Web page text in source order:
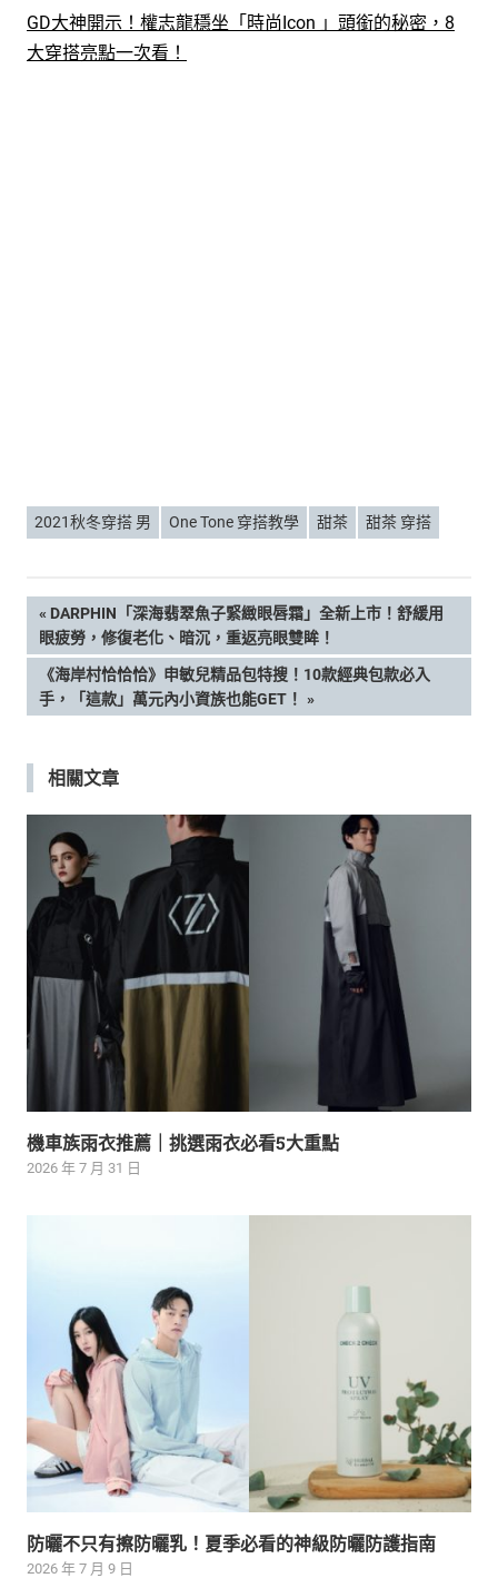
GD大神開示！權志龍穩坐「時尚Icon 」頭銜的秘密，8
大穿搭亮點一次看！
2021秋冬穿搭 男 One Tone 穿搭教學 甜茶 甜茶 穿搭
文
章
導
覽
PREVIOUS
POST:
DARPHIN「深海翡翠魚子緊緻眼唇霜」全新上市！舒緩用
眼疲勞，修復老化、暗沉，重返亮眼雙眸！
NEXT
POST:
《海岸村恰恰恰》申敏兒精品包特搜！10款經典包款必入
手，「這款」萬元內小資族也能GET！
相關文章
機車族雨衣推薦｜挑選雨衣必看5大重點
2026 年 7 月 31 日
防曬不只有擦防曬乳！夏季必看的神級防曬防護指南
2026 年 7 月 9 日